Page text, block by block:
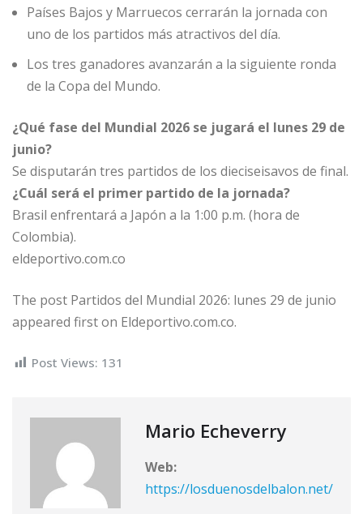
Países Bajos y Marruecos cerrarán la jornada con
uno de los partidos más atractivos del día.
Los tres ganadores avanzarán a la siguiente ronda
de la Copa del Mundo.
¿Qué fase del Mundial 2026 se jugará el lunes 29 de
junio?
Se disputarán tres partidos de los dieciseisavos de final.
¿Cuál será el primer partido de la jornada?
Brasil enfrentará a Japón a la 1:00 p.m. (hora de
Colombia).
eldeportivo.com.co
The post Partidos del Mundial 2026: lunes 29 de junio
appeared first on Eldeportivo.com.co.
Post Views: 131
Mario Echeverry
Web:
https://losduenosdelbalon.net/